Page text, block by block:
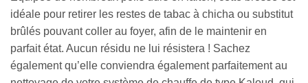
idéale pour retirer les restes de tabac à chicha ou substitut
brûlés pouvant coller au foyer, afin de le maintenir en
parfait état. Aucun résidu ne lui résistera ! Sachez
également qu’elle conviendra également parfaitement au